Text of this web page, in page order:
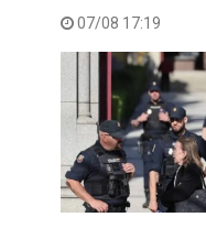
07/08 17:19